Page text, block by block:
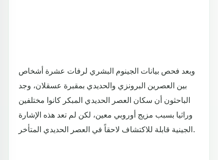
وبعد فحص بيانات الجينوم البشري لرفات عشرة أشخاص
بين العصرين البرونزي والحديدي بمقبرة عسقلان، وجد
الباحثون أن سكان العصر الحديدي المبكر كانوا مختلفين
وراثيا بسبب مزيج أوروبي معين، لكن لم تعد هذه الإشارة
الجينية قابلة للاكتشاف لاحقاً في العصر الحديدي المتأخر.